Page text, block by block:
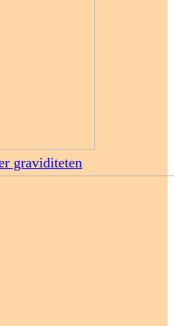
graviditeten